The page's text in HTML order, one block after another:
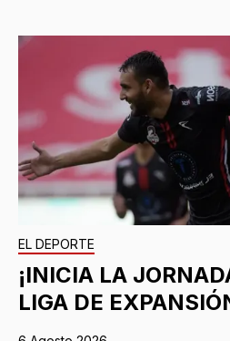
EL DEPORTE
¡INICIA LA
LIGA DE